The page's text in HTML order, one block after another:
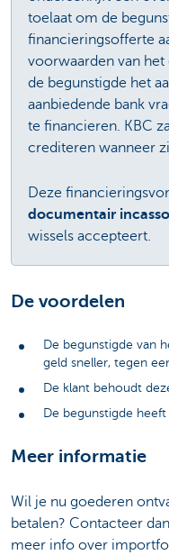
toelaat om de
financieringsofferte
voorwaarden van
de begunstigde het
aanbiedende bank
te financieren. KBC
crediteren wanneer
Deze
documentair
wissels accepteert.
De voordelen
De begunstigde van
geld sneller, tegen
De klant behoudt
De begunstigde
Meer informatie
Wil je nu goederen
betalen? Contacteer
meer info over